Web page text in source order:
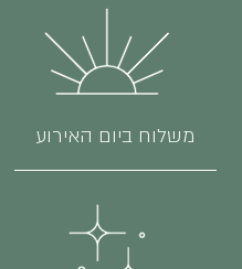
משלוח ביום האירוע